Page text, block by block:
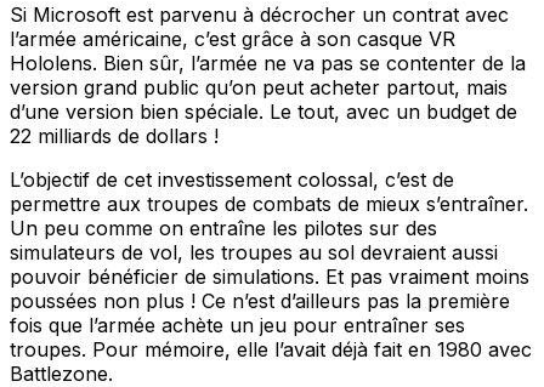
Si Microsoft est parvenu à décrocher un contrat avec
l’armée américaine, c’est grâce à son casque VR
Hololens. Bien sûr, l’armée ne va pas se contenter de la
version grand public qu’on peut acheter partout, mais
d’une version bien spéciale. Le tout, avec un budget de
22 milliards de dollars !
L’objectif de cet investissement colossal, c’est de
permettre aux troupes de combats de mieux s’entraîner.
Un peu comme on entraîne les pilotes sur des
simulateurs de vol, les troupes au sol devraient aussi
pouvoir bénéficier de simulations. Et pas vraiment moins
poussées non plus ! Ce n’est d’ailleurs pas la première
fois que l’armée achète un jeu pour entraîner ses
troupes. Pour mémoire, elle l’avait déjà fait en 1980 avec
Battlezone.